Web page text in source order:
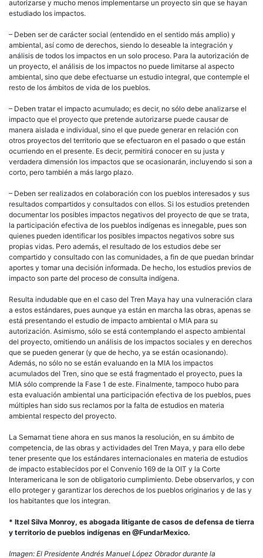
autorizarse y mucho menos implementarse un proyecto sin que se hayan
estudiado los impactos.
– Deben ser de carácter social (entendido en el sentido más amplio) y
ambiental, así como de derechos, siendo lo deseable la integración y
análisis de todos los impactos en un solo proceso. Para la autorización de
un proyecto, el análisis de los impactos no puede limitarse al aspecto
ambiental, sino que debe efectuarse un estudio integral, que contemple el
resto de los ámbitos de vida de los pueblos.
– Deben tratar el impacto acumulado; es decir, no sólo debe analizarse el
impacto que el proyecto que pretende autorizarse puede causar de
manera aislada e individual, sino el que puede generar en relación con
otros proyectos del territorio que se efectuaron en el pasado o que están
ocurriendo en el presente. Es decir, permitirá conocer en su justa y
verdadera dimensión los impactos que se ocasionarán, incluyendo si son a
corto, pero también a más largo plazo.
– Deben ser realizados en colaboración con los pueblos interesados y sus
resultados compartidos y consultados con ellos. Si los estudios pretenden
documentar los posibles impactos negativos del proyecto de que se trata,
la participación efectiva de los pueblos indígenas es innegable, pues son
quienes pueden identificar los posibles impactos negativos sobre sus
propias vidas. Pero además, el resultado de los estudios debe ser
compartido y consultado con las comunidades, a fin de que puedan brindar
aportes y tomar una decisión informada. De hecho, los estudios previos de
impacto son parte del proceso de consulta indígena.
Resulta indudable que en el caso del Tren Maya hay una vulneración clara
a estos estándares, pues aunque ya están en marcha las obras, apenas se
está presentando el estudio de impacto ambiental o MIA para su
autorización. Asimismo, sólo se está contemplando el aspecto ambiental
del proyecto, omitiendo un análisis de los impactos sociales y en derechos
que se pueden generar (y que de hecho, ya se están ocasionando).
Además, no sólo no se están evaluando en la MIA los impactos
acumulados del Tren, sino que se está fragmentado el proyecto, pues la
MIA sólo comprende la Fase 1 de este. Finalmente, tampoco hubo para
esta evaluación ambiental una participación efectiva de los pueblos, pues
múltiples han sido sus reclamos por la falta de estudios en materia
ambiental respecto del proyecto.
La Semarnat tiene ahora en sus manos la resolución, en su ámbito de
competencia, de las obras y actividades del Tren Maya, y para ello debe
tener presente que los estándares internacionales en materia de estudios
de impacto establecidos por el Convenio 169 de la OIT y la Corte
Interamericana le son de obligatorio cumplimiento. Debe observarlos, y con
ello proteger y garantizar los derechos de los pueblos originarios y de las y
los habitantes que los integran.
* Itzel Silva Monroy, es abogada litigante de casos de defensa de tierra
y territorio de pueblos indígenas en @FundarMexico.
Imagen: El Presidente Andrés Manuel López Obrador durante la